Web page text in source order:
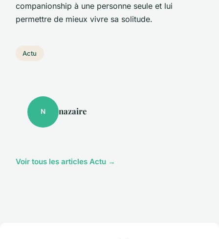
companionship à une personne seule et lui
permettre de mieux vivre sa solitude.
Actu
N nazaire
Voir tous les articles Actu →